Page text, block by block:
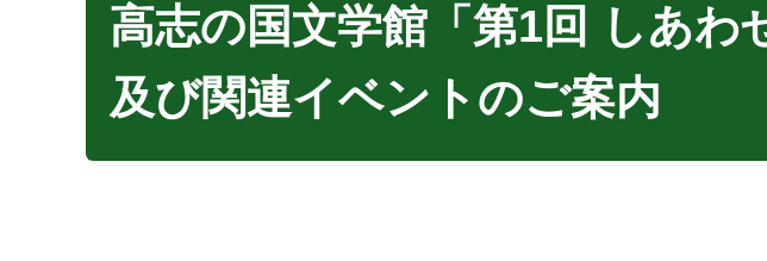
高志の国文学館「第1回 しあ
及び関連イベントのご案内